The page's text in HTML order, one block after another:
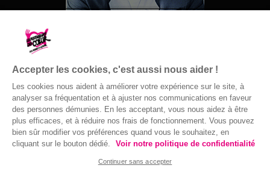
© Gaston Bergeret
Accepter les cookies, c'est aussi nous aider !
Les cookies nous aident à améliorer votre expérience sur le site, à
analyser sa fréquentation et à ajuster nos communications en faveur
des personnes démunies. En les acceptant, vous nous aidez à être
plus efficaces, et à réduire nos frais de fonctionnement. Vous pouvez
bien sûr modifier vos préférences quand vous le souhaitez, en
cliquant sur le bouton dédié.
Voir notre politique de confidentialité
Continuer sans accepter